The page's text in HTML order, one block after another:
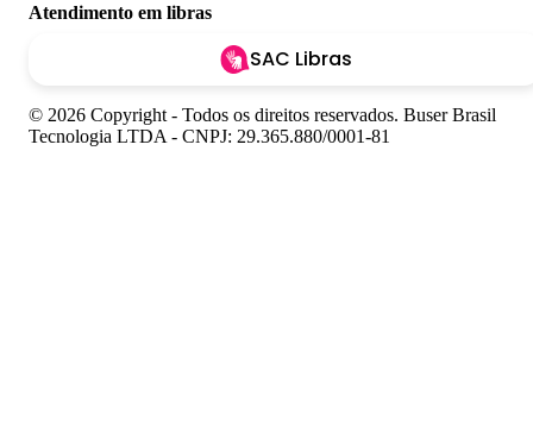
Atendimento em libras
SAC Libras
© 2026 Copyright - Todos os direitos reservados. Buser Brasil
Tecnologia LTDA - CNPJ: 29.365.880/0001-81